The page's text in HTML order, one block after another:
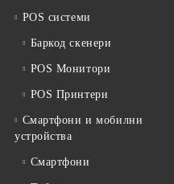
POS системи
Баркод скенери
POS Монитори
POS Принтери
Смартфони и мобилни
устройства
Смартфони